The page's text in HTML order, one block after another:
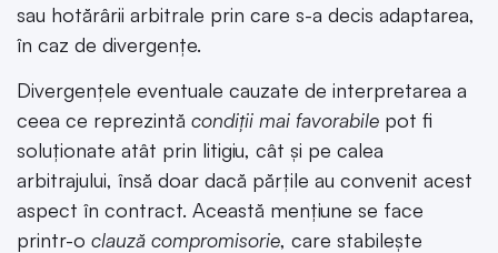
sau hotărârii arbitrale prin care s-a decis adaptarea,
în caz de divergențe.
Divergențele eventuale cauzate de interpretarea a
ceea ce reprezintă condiții mai favorabile pot fi
soluționate atât prin litigiu, cât și pe calea
arbitrajului, însă doar dacă părțile au convenit acest
aspect în contract. Această mențiune se face
printr-o clauză compromisorie, care stabilește